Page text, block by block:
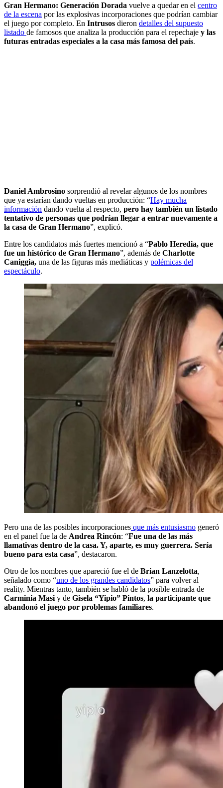
Gran Hermano: Generación Dorada vuelve a quedar en el centro
de la escena por las explosivas incorporaciones que podrían cambiar
el juego por completo. En Intrusos dieron detalles del supuesto
listado de famosos que analiza la producción para el repechaje y las
futuras entradas especiales a la casa más famosa del país.
Daniel Ambrosino sorprendió al revelar algunos de los nombres
que ya estarían dando vueltas en producción: “Hay mucha
información dando vuelta al respecto, pero hay también un listado
tentativo de personas que podrían llegar a entrar nuevamente a
la casa de Gran Hermano”, explicó.
Entre los candidatos más fuertes mencionó a “Pablo Heredia, que
fue un histórico de Gran Hermano”, además de Charlotte
Caniggia, una de las figuras más mediáticas y polémicas del
espectáculo.
Pero una de las posibles incorporaciones que más entusiasmo generó
en el panel fue la de Andrea Rincón: “Fue una de las más
llamativas dentro de la casa. Y, aparte, es muy guerrera. Sería
bueno para esta casa”, destacaron.
Otro de los nombres que apareció fue el de Brian Lanzelotta,
señalado como “uno de los grandes candidatos” para volver al
reality. Mientras tanto, también se habló de la posible entrada de
Carminia Masi y de Gisela “Yipio” Pintos, la participante que
abandonó el juego por problemas familiares.